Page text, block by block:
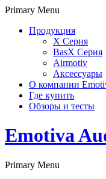
Primary Menu
Продукция
X Серия
BasX Серия
Airmotiv
Аксессуары
О компании
Где купить
Обзоры и тесты
Emotiva
Primary Menu